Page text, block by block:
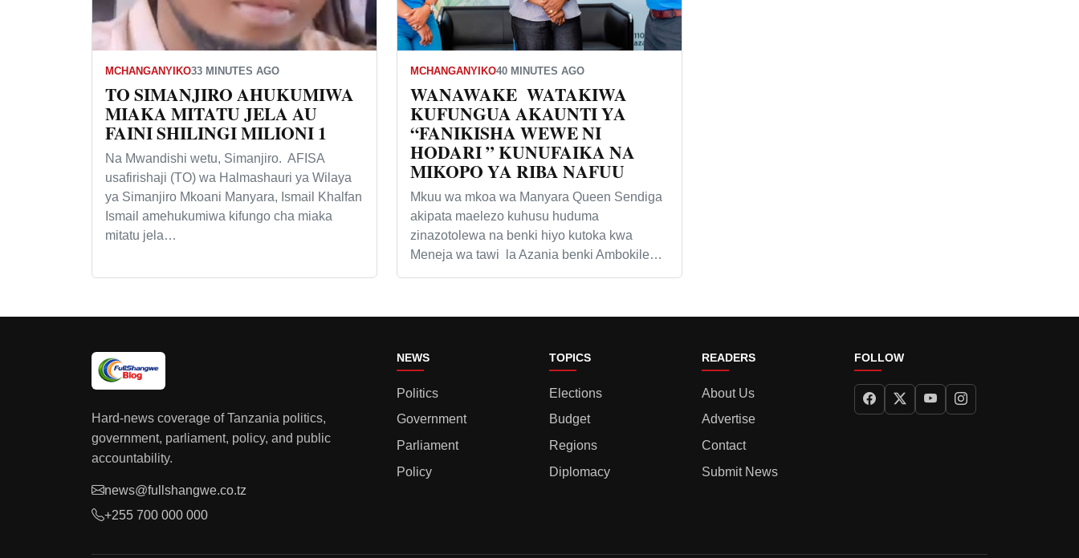
MCHANGANYIKO33 MINUTES AGO
TO SIMANJIRO AHUKUMIWA
MIAKA MITATU JELA AU
FAINI SHILINGI MILIONI 1
Na Mwandishi wetu, Simanjiro. AFISA
usafirishaji (TO) wa Halmashauri ya Wilaya
ya Simanjiro Mkoani Manyara, Ismail Khalfan
Ismail amehukumiwa kifungo cha miaka
mitatu jela…
MCHANGANYIKO40 MINUTES AGO
WANAWAKE WATAKIWA
KUFUNGUA AKAUNTI YA
“FANIKISHA WEWE NI
HODARI ” KUNUFAIKA NA
MIKOPO YA RIBA NAFUU
Mkuu wa mkoa wa Manyara Queen Sendiga
akipata maelezo kuhusu huduma
zinazotolewa na benki hiyo kutoka kwa
Meneja wa tawi la Azania benki Ambokile…
Hard-news coverage of Tanzania politics,
government, parliament, policy, and public
accountability.
news@fullshangwe.co.tz
+255 700 000 000
NEWS
Politics
Government
Parliament
Policy
TOPICS
Elections
Budget
Regions
Diplomacy
READERS
About Us
Advertise
Contact
Submit News
FOLLOW